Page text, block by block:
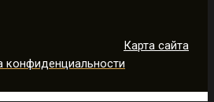
Карта сайта
конфиденциальности